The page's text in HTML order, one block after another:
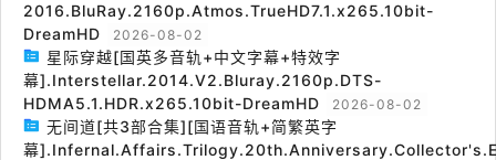
2016.BluRay.2160p.Atmos.TrueHD7.1.x265.10bit-
DreamHD
2026-08-02
星际穿越[国英多音轨+中文字幕+特效字
幕].Interstellar.2014.V2.Bluray.2160p.DTS-
HDMA5.1.HDR.x265.10bit-DreamHD
2026-08-02
无间道[共3部合集][国语音轨+简繁英字
幕